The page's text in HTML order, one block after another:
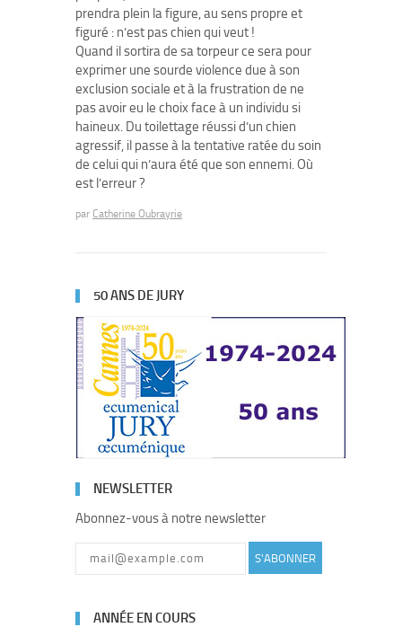
prendra plein la figure, au sens propre et
figuré : n’est pas chien qui veut !
Quand il sortira de sa torpeur ce sera pour
exprimer une sourde violence due à son
exclusion sociale et à la frustration de ne
pas avoir eu le choix face à un individu si
haineux. Du toilettage réussi d’un chien
agressif, il passe à la tentative ratée du soin
de celui qui n’aura été que son ennemi. Où
est l’erreur ?
par Catherine Oubrayrie
50 ANS DE JURY
NEWSLETTER
Abonnez-vous à notre newsletter
S'ABONNER
ANNÉE EN COURS